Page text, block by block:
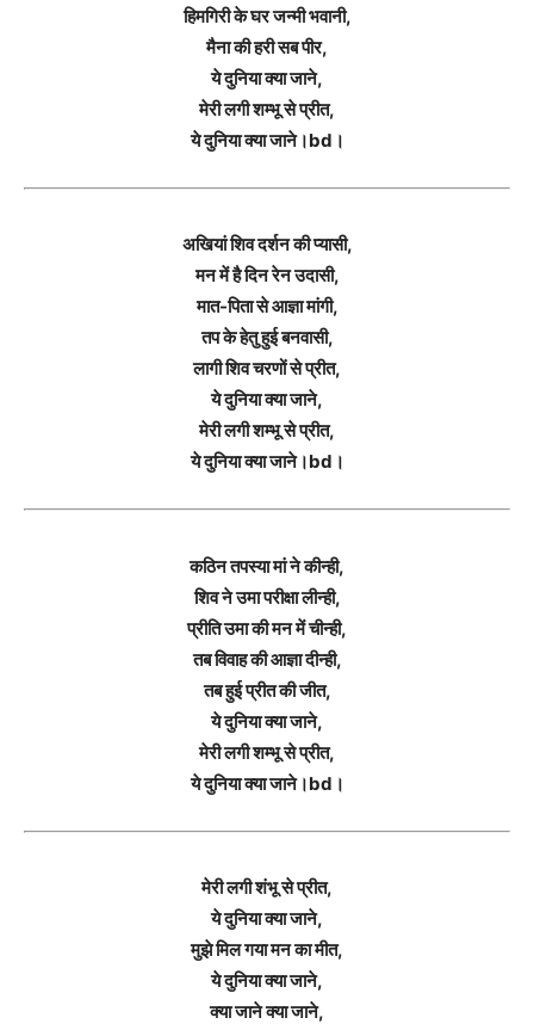
हिमगिरी के घर जन्मी भवानी,
मैना की हरी सब पीर,
ये दुनिया क्या जाने,
मेरी लगी शम्भू से प्रीत,
ये दुनिया क्या जाने।bd।
अखियां शिव दर्शन की प्यासी,
मन में है दिन रेन उदासी,
मात-पिता से आज्ञा मांगी,
तप के हेतु हुई बनवासी,
लागी शिव चरणों से प्रीत,
ये दुनिया क्या जाने,
मेरी लगी शम्भू से प्रीत,
ये दुनिया क्या जाने।bd।
कठिन तपस्या मां ने कीन्ही,
शिव ने उमा परीक्षा लीन्ही,
प्रीति उमा की मन में चीन्ही,
तब विवाह की आज्ञा दीन्ही,
तब हुई प्रीत की जीत,
ये दुनिया क्या जाने,
मेरी लगी शम्भू से प्रीत,
ये दुनिया क्या जाने।bd।
मेरी लगी शंभू से प्रीत,
ये दुनिया क्या जाने,
मुझे मिल गया मन का मीत,
ये दुनिया क्या जाने,
क्या जाने क्या जाने,